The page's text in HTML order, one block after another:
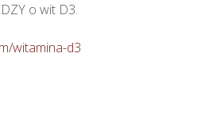
o wit D3.
witamina-d3